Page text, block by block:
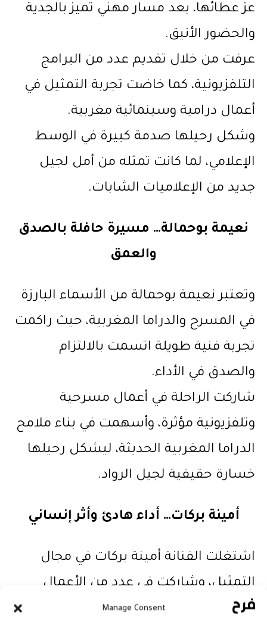
Manage Consent
عز عطائها، بعد مسار مهني تميز بالجدية
والحضور الأنيق.
عرفت من خلال تقديم عدد من البرامج
التلفزيونية، كما خاضت تجربة التمثيل في
أعمال درامية وسينمائية مغربية.
وشكل رحيلها صدمة كبيرة في الوسط
الإعلامي، لما كانت تمثله من أمل لجيل
جديد من الإعلاميات الشابات.
نعيمة بوحمالة… مسيرة حافلة بالصدق
والعمق
وتعتبر نعيمة بوحمالة من الأسماء البارزة
في المسرح والدراما المغربية، حيث راكمت
تجربة فنية طويلة اتسمت بالالتزام
والصدق في الأداء.
شاركت الراحلة في أعمال مسرحية
وتلفزيونية مؤثرة، وأسهمت في بناء ملامح
الدراما المغربية الحديثة، ليشكل رحيلها
خسارة حقيقية لجيل الرواد.
أمينة بركات… أداء هادئ وأثر إنساني
اشتغلت الفنانة أمينة بركات في مجال
التمثيل، وشاركت في عدد من الأعمال
التلفزيونية والسينمائية.